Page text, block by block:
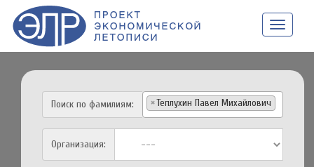
Поиск по фамилиям: ×Теплухин Павел Михайлович
Организация: